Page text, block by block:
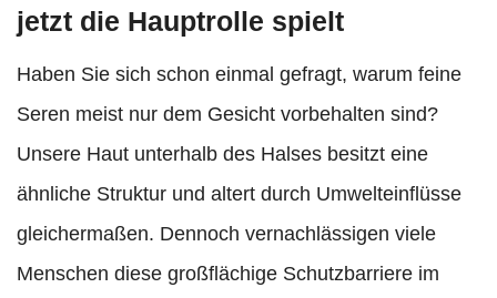
jetzt die Hauptrolle spielt
Haben Sie sich schon einmal gefragt, warum feine
Seren meist nur dem Gesicht vorbehalten sind?
Unsere Haut unterhalb des Halses besitzt eine
ähnliche Struktur und altert durch Umwelteinflüsse
gleichermaßen. Dennoch vernachlässigen viele
Menschen diese großflächige Schutzbarriere im